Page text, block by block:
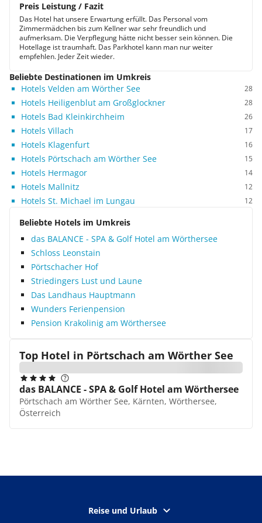
Preis Leistung / Fazit
Das Hotel hat unsere Erwartung erfüllt. Das Personal vom
Zimmermädchen bis zum Kellner war sehr freundlich und
aufmerksam. Die Verpflegung hätte nicht besser sein können. Die
Hotellage ist traumhaft. Das Parkhotel kann man nur weiter
empfehlen. Jeder Zeit wieder.
Beliebte Destinationen im Umkreis
Hotels Velden am Wörther See
28
Hotels Heiligenblut am Großglockner 28
Hotels Bad Kleinkirchheim 26
Hotels Villach 17
Hotels Klagenfurt 16
Hotels Pörtschach am Wörther See 15
Hotels Hermagor 14
Hotels Mallnitz 12
Hotels St. Michael im Lungau 12
Beliebte Hotels im Umkreis
das BALANCE - SPA & Golf Hotel am Wörthersee
Schloss Leonstain
Pörtschacher Hof
Striedingers Lust und Laune
Das Landhaus Hauptmann
Wunders Ferienpension
Pension Krakolinig am Wörthersee
Top Hotel in Pörtschach am Wörther See
das BALANCE - SPA & Golf Hotel am Wörthersee
Pörtschach am Wörther See, Kärnten, Wörthersee,
Österreich
Reise und Urlaub